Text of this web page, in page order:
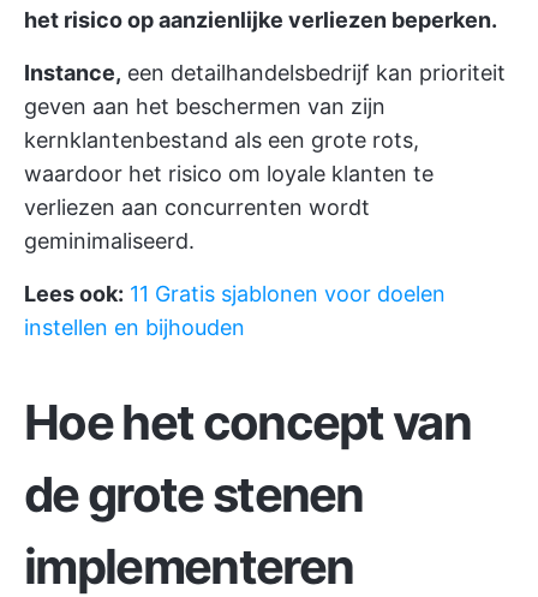
het risico op aanzienlijke verliezen beperken.
Instance, een detailhandelsbedrijf kan prioriteit
geven aan het beschermen van zijn
kernklantenbestand als een grote rots,
waardoor het risico om loyale klanten te
verliezen aan concurrenten wordt
geminimaliseerd.
Lees ook: 11 Gratis sjablonen voor doelen
instellen en bijhouden
Hoe het concept van
de grote stenen
implementeren